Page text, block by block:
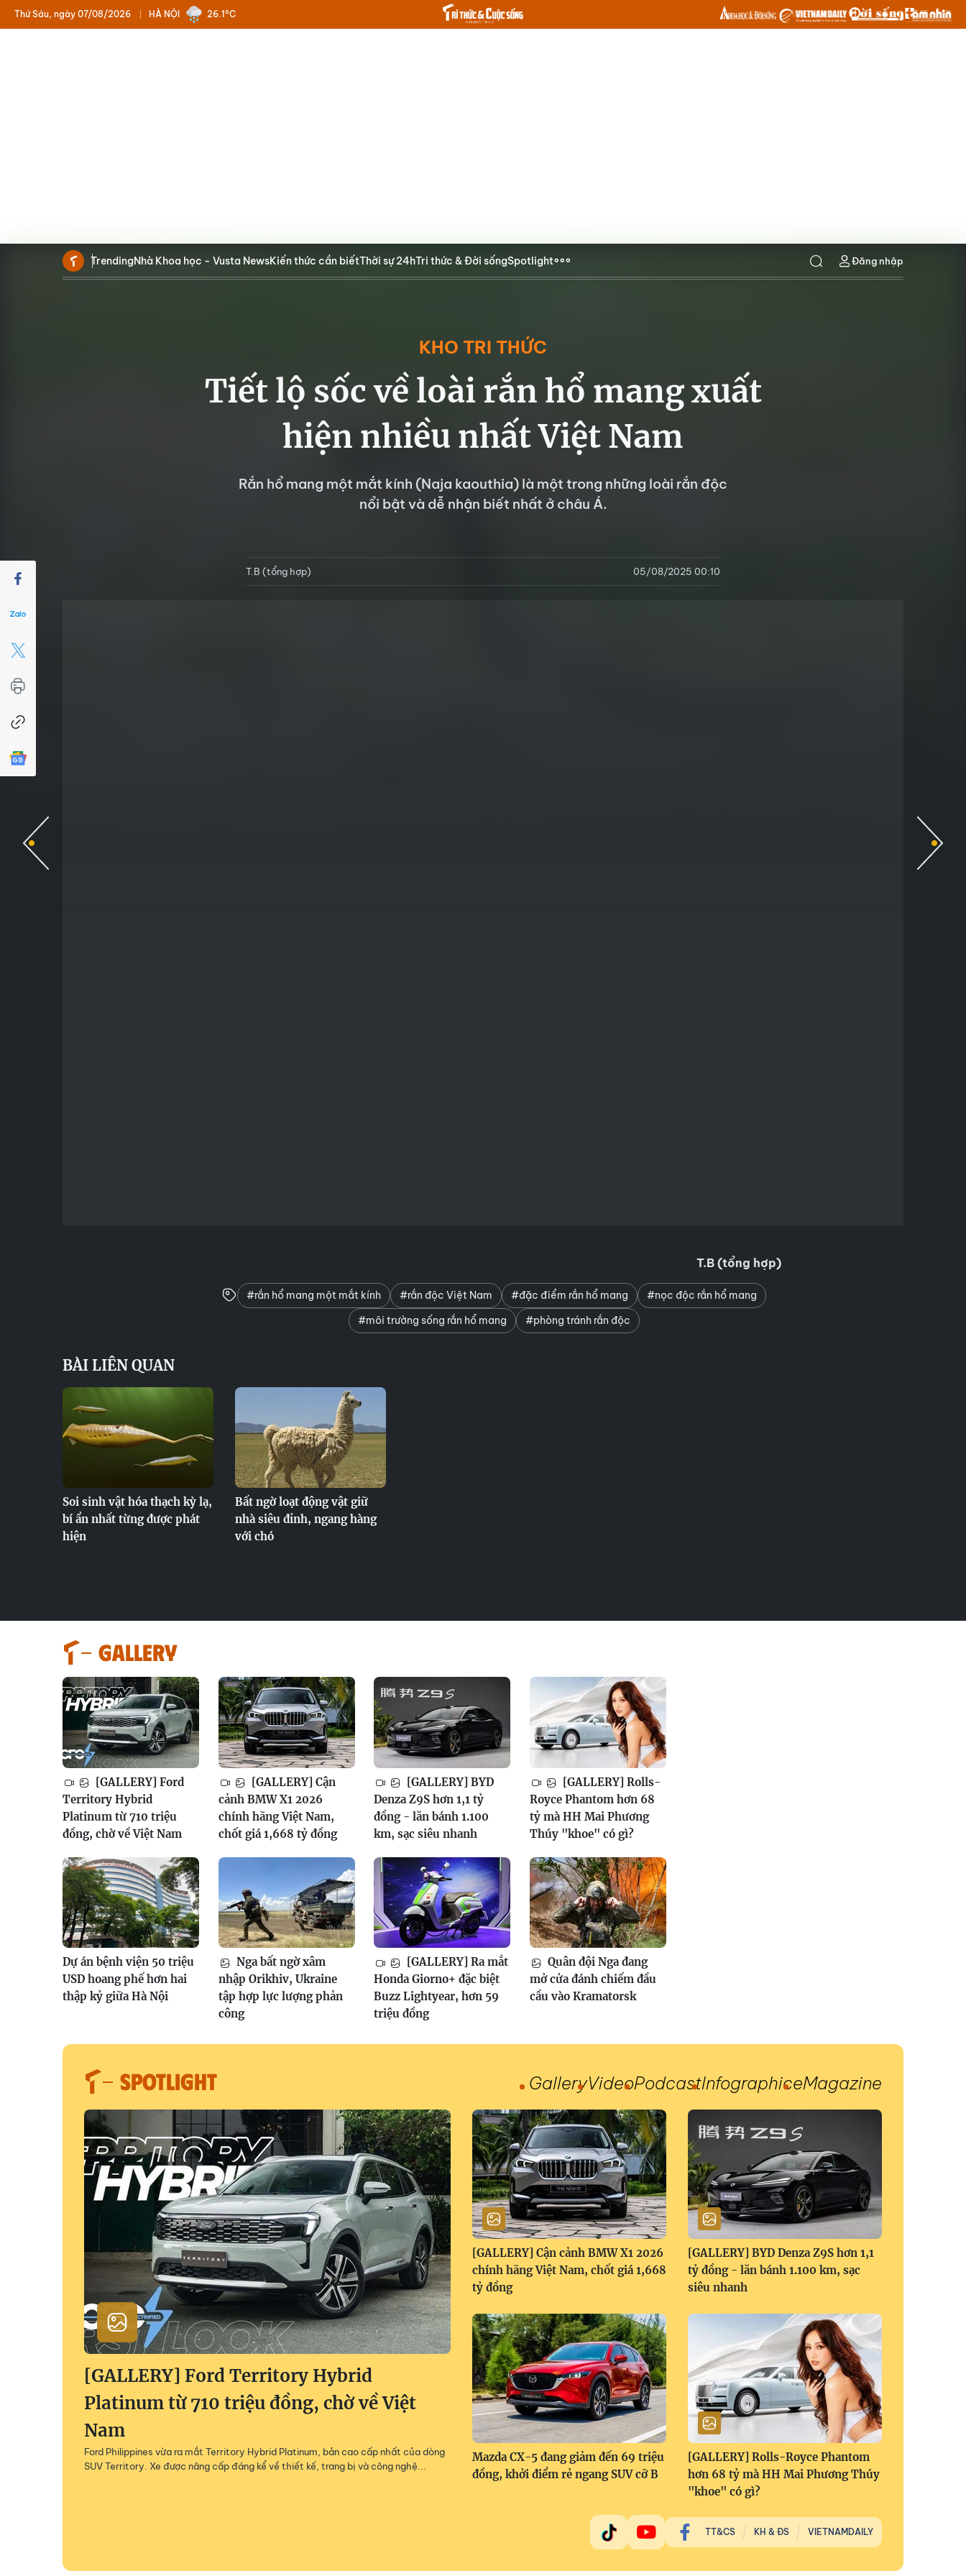
HÀ NỘI
Thứ Sáu, ngày 07/08/2026 26.1°C
TrendingNhà Khoa học - Vusta NewsKiến thức cần biếtThời sự 24hTri thức & Đời sốngSpotlight Đăng nhập
KHO TRI THỨC
Tiết lộ sốc về loài rắn hổ mang xuất
hiện nhiều nhất Việt Nam
Rắn hổ mang một mắt kính (Naja kaouthia) là một trong những loài rắn độc
nổi bật và dễ nhận biết nhất ở châu Á.
T.B (tổng hợp) 05/08/2025 00:10
T.B (tổng hợp)
#rắn hổ mang một mắt kính #rắn độc Việt Nam #đặc điểm rắn hổ mang
#nọc độc rắn hổ mang
#môi trường sống rắn hổ mang
#phòng tránh rắn độc
BÀI LIÊN QUAN
Soi sinh vật hóa thạch kỳ lạ,
bí ẩn nhất từng được phát
hiện
Bất ngờ loạt động vật giữ
nhà siêu đỉnh, ngang hàng
với chó
GALLERY
[GALLERY] Ford
Territory Hybrid
Platinum từ 710 triệu
đồng, chờ về Việt Nam
[GALLERY] Cận
cảnh BMW X1 2026
chính hãng Việt Nam,
chốt giá 1,668 tỷ đồng
[GALLERY] BYD
Denza Z9S hơn 1,1 tỷ
đồng - lăn bánh 1.100
km, sạc siêu nhanh
[GALLERY] Rolls-
Royce Phantom hơn 68
tỷ mà HH Mai Phương
Thúy "khoe" có gì?
Dự án bệnh viện 50 triệu
USD hoang phế hơn hai
thập kỷ giữa Hà Nội
Nga bất ngờ xâm
nhập Orikhiv, Ukraine
tập hợp lực lượng phản
công
[GALLERY] Ra mắt
Honda Giorno+ đặc biệt
Buzz Lightyear, hơn 59
triệu đồng
Quân đội Nga đang
mở cửa đánh chiếm đầu
cầu vào Kramatorsk
SPOTLIGHT GalleryVideoPodcastInfographiceMagazine
[GALLERY] Ford Territory Hybrid
Platinum từ 710 triệu đồng, chờ về Việt
Nam
Ford Philippines vừa ra mắt Territory Hybrid Platinum, bản cao cấp nhất của dòng
SUV Territory. Xe được nâng cấp đáng kể về thiết kế, trang bị và công nghệ...
[GALLERY] Cận cảnh BMW X1 2026
chính hãng Việt Nam, chốt giá 1,668
tỷ đồng
[GALLERY] BYD Denza Z9S hơn 1,1
tỷ đồng - lăn bánh 1.100 km, sạc
siêu nhanh
Mazda CX-5 đang giảm đến 69 triệu
đồng, khởi điểm rẻ ngang SUV cỡ B
[GALLERY] Rolls-Royce Phantom
hơn 68 tỷ mà HH Mai Phương Thúy
"khoe" có gì?
TT&CS KH & ĐS VIETNAMDAILY